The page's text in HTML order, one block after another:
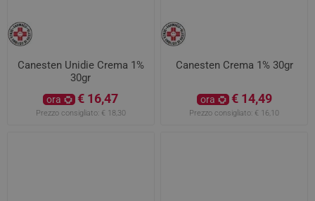
Canesten Unidie Crema 1%
30gr
ora € 16,47
Prezzo consigliato: € 18,30
Canesten Crema 1% 30gr
ora € 14,49
Prezzo consigliato: € 16,10